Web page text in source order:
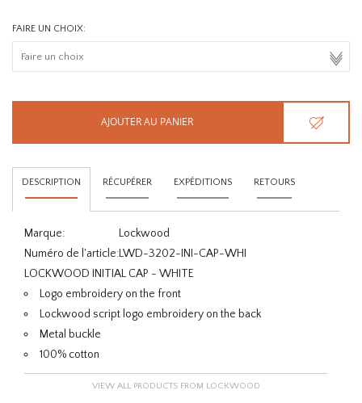
FAIRE UN CHOIX:
AJOUTER AU PANIER
DESCRIPTION RÉCUPÉRER EXPÉDITIONS RETOURS
Marque:
Lockwood
Numéro de l'article:LWD-3202-INI-CAP-WHI
LOCKWOOD INITIAL CAP - WHITE
Logo embroidery on the front
Lockwood script logo embroidery on the back
Metal buckle
100% cotton
VIEW ALL PRODUCTS FROM LOCKWOOD